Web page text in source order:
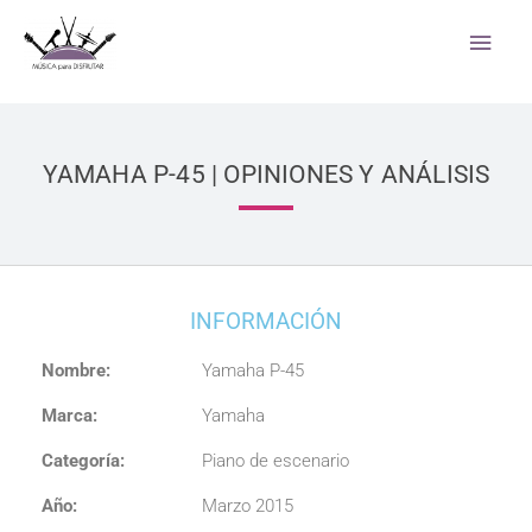
contenido
4 comentarios / teclados / PorMúsica para disfrutar
YAMAHA P-45 | OPINIONES Y ANÁLISIS
INFORMACIÓN
Nombre: Yamaha P-45
Marca: Yamaha
Categoría: Piano de escenario
Año: Marzo 2015